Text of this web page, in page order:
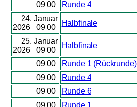
09:00
Runde 4
24. Januar
2026 09:00
Halbfinale
25. Januar
2026 09:00
Halbfinale
09:00 Runde 1 (Rückrunde)
09:00
Runde 4
09:00
Runde 6
09:00
Runde 1